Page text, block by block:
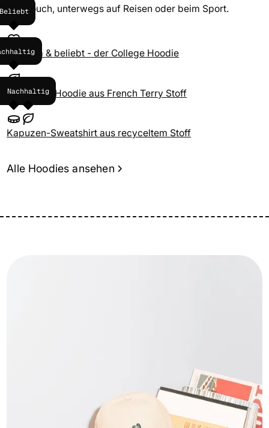
der Couch, unterwegs auf Reisen oder beim Sport.
Bequem & beliebt - der College Hoodie
Oversized Hoodie aus French Terry Stoff
Kapuzen-Sweatshirt aus recyceltem Stoff
Nachhaltig
Alle Hoodies ansehen